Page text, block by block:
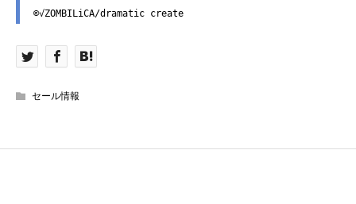
©√ZOMBILiCA/dramatic create
セール情報